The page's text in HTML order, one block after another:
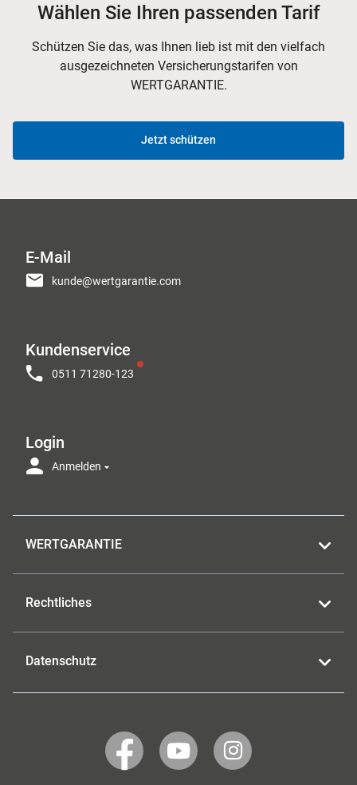
Wählen Sie Ihren passenden Tarif
Schützen Sie das, was Ihnen lieb ist mit den vielfach
ausgezeichneten Versicherungstarifen von
WERTGARANTIE.
Jetzt schützen
E-Mail
kunde@wertgarantie.com
Kundenservice
0511 71280-123
Login
Anmelden
WERTGARANTIE
Rechtliches
Datenschutz
WERTGARANTIE
auf
WERTGARANTIE
auf
WERTGARANTIE
auf